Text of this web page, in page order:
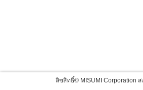
ลิขสิทธิ์© MISUMI Corporation